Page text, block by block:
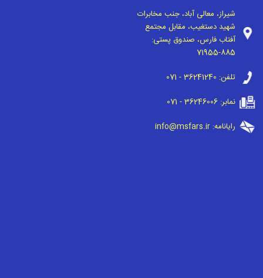
شیراز، معالی آباد، جنب مخابرات
شهید دستغیب، مقابل مجتمع
آفتاب فارس، صندوق پستی:
71955-885
تلفن: 071 - 36241240
نمابر:071 - 36246006
رایانامه:info@msfars.ir